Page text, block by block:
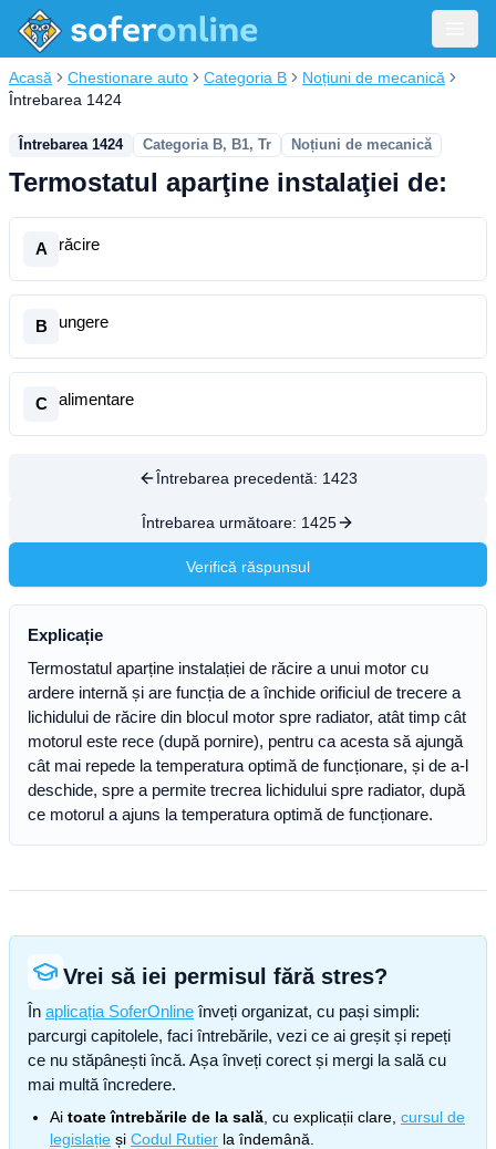
Acasă Chestionare auto Categoria B
Noțiuni de mecanică
Întrebarea 1424
Întrebarea 1424 Categoria B, B1, Tr Noțiuni de mecanică
Termostatul aparţine instalaţiei de:
A răcire
B ungere
C alimentare
Întrebarea precedentă: 1423
Întrebarea următoare: 1425
Verifică răspunsul
Explicație
Termostatul aparține instalației de răcire a unui motor cu
ardere internă și are funcția de a închide orificiul de trecere a
lichidului de răcire din blocul motor spre radiator, atât timp cât
motorul este rece (după pornire), pentru ca acesta să ajungă
cât mai repede la temperatura optimă de funcționare, și de a-l
deschide, spre a permite trecrea lichidului spre radiator, după
ce motorul a ajuns la temperatura optimă de funcționare.
Vrei să iei permisul fără stres?
În aplicația SoferOnline înveți organizat, cu pași simpli:
parcurgi capitolele, faci întrebările, vezi ce ai greșit și repeți
ce nu stăpânești încă. Așa înveți corect și mergi la sală cu
mai multă încredere.
Ai toate întrebările de la sală , cu explicații clare, cursul de
legislație și Codul Rutier la îndemână.